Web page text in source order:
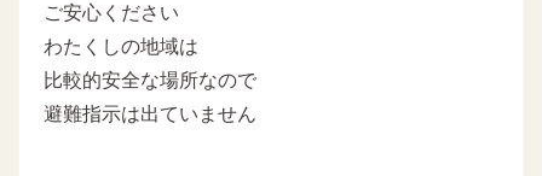
ご安心ください
わたくしの地域は
比較的安全な場所なので
避難指示は出ていません